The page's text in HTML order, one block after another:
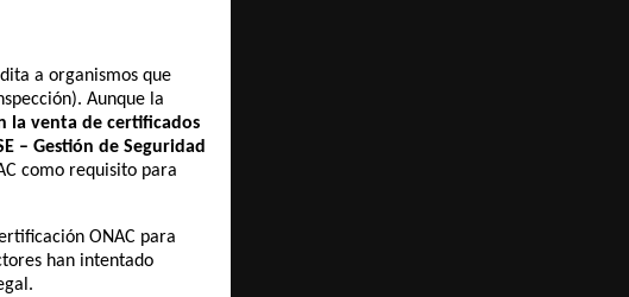
a organismos que
Aunque la
la venta de certificados
– Gestión de Seguridad
como requisito para
ONAC para
han intentado